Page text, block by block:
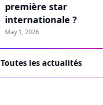
première star
internationale ?
May 1, 2026
Toutes les actualités